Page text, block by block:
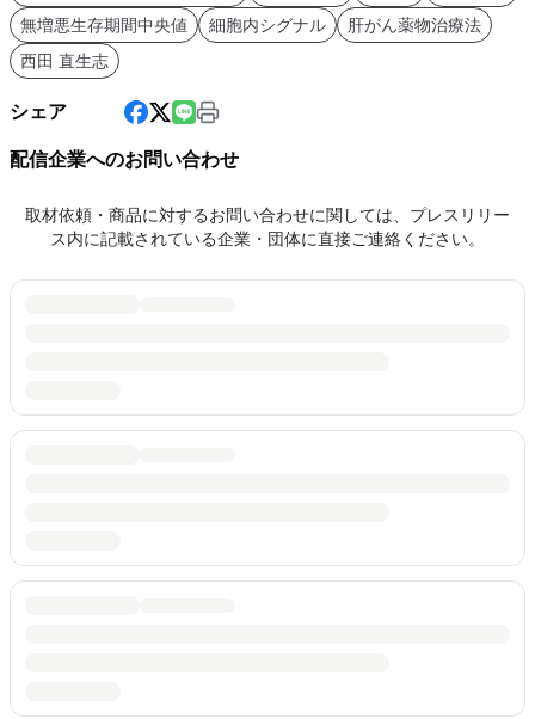
無増悪生存期間中央値
細胞内シグナル
肝がん薬物治療法
西田 直生志
シェア
配信企業へのお問い合わせ
取材依頼・商品に対するお問い合わせに関しては、プレスリリー
ス内に記載されている企業・団体に直接ご連絡ください。